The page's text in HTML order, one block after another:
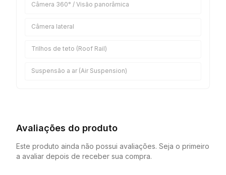
Câmera 360° / Visão panorâmica
Câmera lateral
Trilhos de teto (Roof Rail)
Suspensão a ar (Air Suspension)
Avaliações do produto
Este produto ainda não possui avaliações. Seja o primeiro
a avaliar depois de receber sua compra.